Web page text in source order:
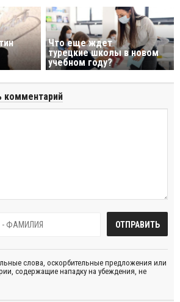
Что еще ждет
турецкие школы в новом
учебном году?
комментарий
слова, оскорбительные предложения или
содержащие нападку на убеждения, не